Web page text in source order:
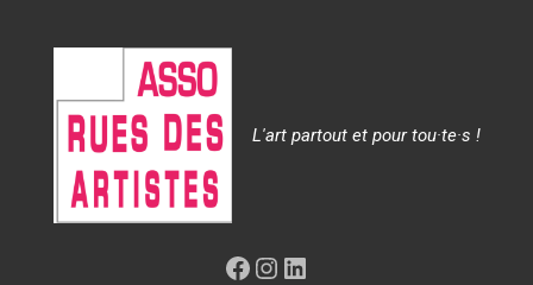
L'art partout et pour tou·te·s !
Facebook
Instagram
LinkedIn